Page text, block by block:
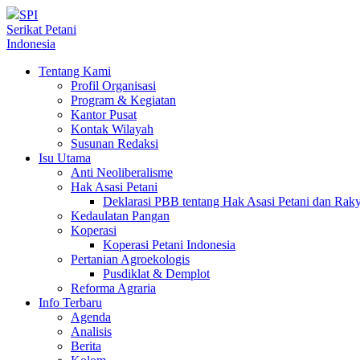
SPI
Serikat Petani
Indonesia
Tentang Kami
Profil Organisasi
Program & Kegiatan
Kantor Pusat
Kontak Wilayah
Susunan Redaksi
Isu Utama
Anti Neoliberalisme
Hak Asasi Petani
Deklarasi PBB tentang Hak Asasi Petani dan
Kedaulatan Pangan
Koperasi
Koperasi Petani Indonesia
Pertanian Agroekologis
Pusdiklat & Demplot
Reforma Agraria
Info Terbaru
Agenda
Analisis
Berita